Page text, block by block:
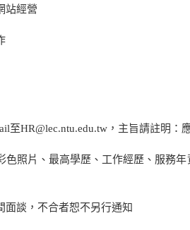
站經營
至HR@lec.ntu.edu.tw，主旨請註明：
照片、最高學歷、工作經歷、服務
面談，不合者恕不另行通知